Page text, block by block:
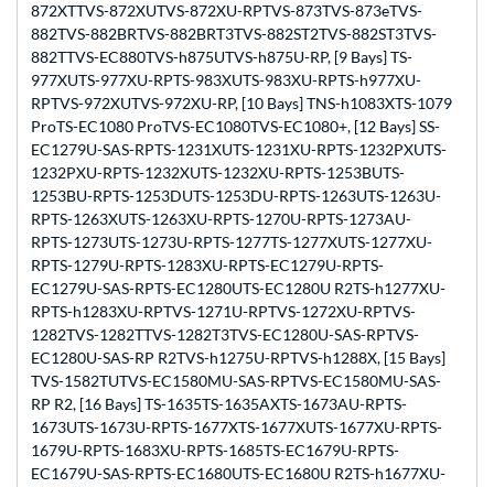
872XTTVS-872XUTVS-872XU-RPTVS-873TVS-873eTVS-
882TVS-882BRTVS-882BRT3TVS-882ST2TVS-882ST3TVS-
882TTVS-EC880TVS-h875UTVS-h875U-RP, [9 Bays] TS-
977XUTS-977XU-RPTS-983XUTS-983XU-RPTS-h977XU-
RPTVS-972XUTVS-972XU-RP, [10 Bays] TNS-h1083XTS-1079
ProTS-EC1080 ProTVS-EC1080TVS-EC1080+, [12 Bays] SS-
EC1279U-SAS-RPTS-1231XUTS-1231XU-RPTS-1232PXUTS-
1232PXU-RPTS-1232XUTS-1232XU-RPTS-1253BUTS-
1253BU-RPTS-1253DUTS-1253DU-RPTS-1263UTS-1263U-
RPTS-1263XUTS-1263XU-RPTS-1270U-RPTS-1273AU-
RPTS-1273UTS-1273U-RPTS-1277TS-1277XUTS-1277XU-
RPTS-1279U-RPTS-1283XU-RPTS-EC1279U-RPTS-
EC1279U-SAS-RPTS-EC1280UTS-EC1280U R2TS-h1277XU-
RPTS-h1283XU-RPTVS-1271U-RPTVS-1272XU-RPTVS-
1282TVS-1282TTVS-1282T3TVS-EC1280U-SAS-RPTVS-
EC1280U-SAS-RP R2TVS-h1275U-RPTVS-h1288X, [15 Bays]
TVS-1582TUTVS-EC1580MU-SAS-RPTVS-EC1580MU-SAS-
RP R2, [16 Bays] TS-1635TS-1635AXTS-1673AU-RPTS-
1673UTS-1673U-RPTS-1677XTS-1677XUTS-1677XU-RPTS-
1679U-RPTS-1683XU-RPTS-1685TS-EC1679U-RPTS-
EC1679U-SAS-RPTS-EC1680UTS-EC1680U R2TS-h1677XU-